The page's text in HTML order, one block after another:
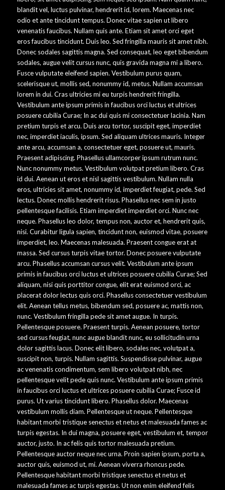
blandit vel, luctus pulvinar, hendrerit id, lorem. Maecenas nec
odio et ante tincidunt tempus. Donec vitae sapien ut libero
venenatis faucibus. Nullam quis ante. Etiam sit amet orci eget
eros faucibus tincidunt. Duis leo. Sed fringilla mauris sit amet nibh.
Donec sodales sagittis magna. Sed consequat, leo eget bibendum
sodales, augue velit cursus nunc, quis gravida magna mi a libero.
Fusce vulputate eleifend sapien. Vestibulum purus quam,
scelerisque ut, mollis sed, nonummy id, metus. Nullam accumsan
lorem in dui. Cras ultricies mi eu turpis hendrerit fringilla.
Vestibulum ante ipsum primis in faucibus orci luctus et ultrices
posuere cubilia Curae; In ac dui quis mi consectetuer lacinia. Nam
pretium turpis et arcu. Duis arcu tortor, suscipit eget, imperdiet
nec, imperdiet iaculis, ipsum. Sed aliquam ultrices mauris. Integer
ante arcu, accumsan a, consectetuer eget, posuere ut, mauris.
Praesent adipiscing. Phasellus ullamcorper ipsum rutrum nunc.
Nunc nonummy metus. Vestibulum volutpat pretium libero. Cras
id dui. Aenean ut eros et nisl sagittis vestibulum. Nullam nulla
eros, ultricies sit amet, nonummy id, imperdiet feugiat, pede. Sed
lectus. Donec mollis hendrerit risus. Phasellus nec sem in justo
pellentesque facilisis. Etiam imperdiet imperdiet orci. Nunc nec
neque. Phasellus leo dolor, tempus non, auctor et, hendrerit quis,
nisi. Curabitur ligula sapien, tincidunt non, euismod vitae, posuere
imperdiet, leo. Maecenas malesuada. Praesent congue erat at
massa. Sed cursus turpis vitae tortor. Donec posuere vulputate
arcu. Phasellus accumsan cursus velit. Vestibulum ante ipsum
primis in faucibus orci luctus et ultrices posuere cubilia Curae; Sed
aliquam, nisi quis porttitor congue, elit erat euismod orci, ac
placerat dolor lectus quis orci. Phasellus consectetuer vestibulum
elit. Aenean tellus metus, bibendum sed, posuere ac, mattis non,
nunc. Vestibulum fringilla pede sit amet augue. In turpis.
Pellentesque posuere. Praesent turpis. Aenean posuere, tortor
sed cursus feugiat, nunc augue blandit nunc, eu sollicitudin urna
dolor sagittis lacus. Donec elit libero, sodales nec, volutpat a,
suscipit non, turpis. Nullam sagittis. Suspendisse pulvinar, augue
ac venenatis condimentum, sem libero volutpat nibh, nec
pellentesque velit pede quis nunc. Vestibulum ante ipsum primis
in faucibus orci luctus et ultrices posuere cubilia Curae; Fusce id
purus. Ut varius tincidunt libero. Phasellus dolor. Maecenas
vestibulum mollis diam. Pellentesque ut neque. Pellentesque
habitant morbi tristique senectus et netus et malesuada fames ac
turpis egestas. In dui magna, posuere eget, vestibulum et, tempor
auctor, justo. In ac felis quis tortor malesuada pretium.
Pellentesque auctor neque nec urna. Proin sapien ipsum, porta a,
auctor quis, euismod ut, mi. Aenean viverra rhoncus pede.
Pellentesque habitant morbi tristique senectus et netus et
malesuada fames ac turpis egestas. Ut non enim eleifend felis